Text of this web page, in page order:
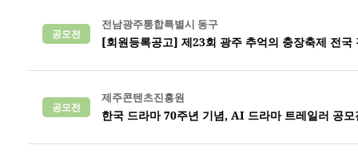
공모전
전남광주통합특별시 동구
[회원등록공고] 제23회 광주 추억의 충장축제 전국
공모전
제주콘텐츠진흥원
한국 드라마 70주년 기념, AI 드라마 트레일러 공모